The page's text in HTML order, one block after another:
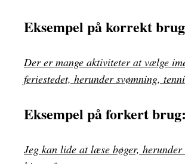
Eksempel på korrekt
Der er mange aktiviteter at vælge
feriestedet, herunder svømning,
Eksempel på forkert brug:
Jeg kan lide at læse bøger,